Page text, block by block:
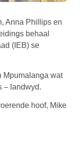
Anna Phillips en
behaal
(IEB) se
Mpumalanga wat
– landwyd.
hoof, Mike